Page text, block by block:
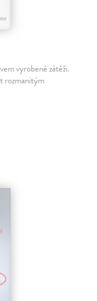
vyrobené zátěži.
rozmanitým